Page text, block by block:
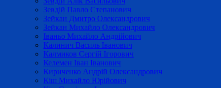
Зевдій Павло Степанович
Зейкан Дмитро Олександрович
Зейкан Михайло Олександрович
Іваньо Михайло Андрійович
Калинич Василь Іванович
Калмиков Сергій Ігорович
Келемен Іван Іванович
Кириченко Андрій Олександрович
Кіш Михайло Юрійович